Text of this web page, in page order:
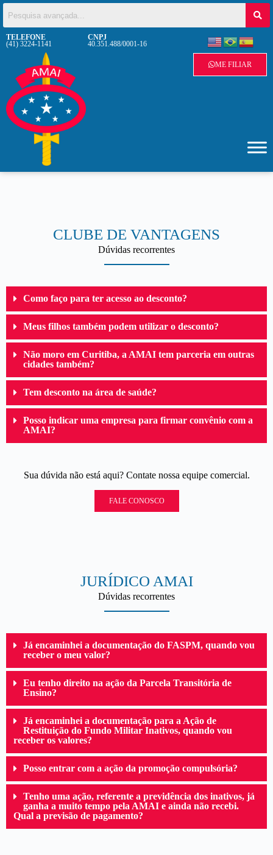
TELEFONE
(41) 3224-1141
CNPJ
40.351.488/0001-16
ME FILIAR
CLUBE DE VANTAGENS
Dúvidas recorrentes
Como faço para ter acesso ao desconto?
Meus filhos também podem utilizar o desconto?
Não moro em Curitiba, a AMAI tem parceria em outras
cidades também?
Tem desconto na área de saúde?
Posso indicar uma empresa para firmar convênio com a
AMAI?
Sua dúvida não está aqui? Contate nossa equipe comercial.
FALE CONOSCO
JURÍDICO AMAI
Dúvidas recorrentes
Já encaminhei a documentação do FASPM, quando vou
receber o meu valor?
Eu tenho direito na ação da Parcela Transitória de
Ensino?
Já encaminhei a documentação para a Ação de
Restituição do Fundo Militar Inativos, quando vou
receber os valores?
Posso entrar com a ação da promoção compulsória?
Tenho uma ação, referente a previdência dos inativos, já
ganha a muito tempo pela AMAI e ainda não recebi.
Qual a previsão de pagamento?